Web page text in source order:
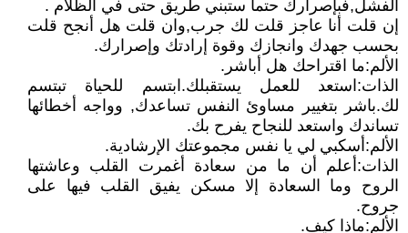
الفشل,فبإصرارك حتما ستبني طريق حتى في الظلام .
إن قلت أنا عاجز قلت لك جرب,وان قلت هل أنجح قلت
بحسب جهدك وانجازك وقوة إرادتك وإصرارك.
الألم:ما اقتراحك هل أباشر.
الذات:استعد للعمل يستقبلك.ابتسم للحياة تبتسم
لك.باشر بتغيير مساوئ النفس تساعدك, وواجه أخطائها
تساندك واستعد للنجاح يفرح بك.
الألم:أسكبي لي يا نفس مجموعتك الإرشادية.
الذات:أعلم أن ما من سعادة أغمرت القلب وعاشتها
الروح وما السعادة إلا مسكن يفيق القلب فيها على
جروح.
الألم:ماذا كيف.